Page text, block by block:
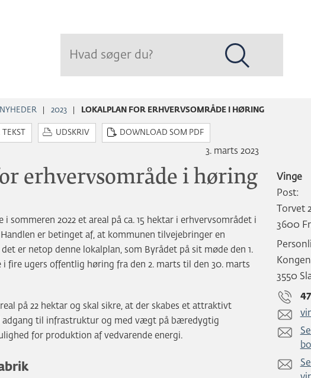
NYHEDER 2023 LOKALPLAN FOR ERHVERVSOMRÅDE I HØRING
UDSKRIV DOWNLOAD SOM PDF
3. marts 2023
erhvervsområde i høring
i sommeren 2022 et areal på ca. 15 hektar i erhvervsområdet i
er betinget af, at kommunen tilvejebringer en
er netop denne lokalplan, som Byrådet på sit møde den 1.
i fire ugers offentlig høring fra den 2. marts til den 30. marts
på 22 hektar og skal sikre, at der skabes et attraktivt
adgang til infrastruktur og med vægt på bæredygtig
for produktion af vedvarende energi.
Vinge
Post:
Torvet 2
3600
3550